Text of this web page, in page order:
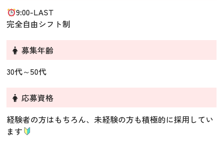
9:00-LAST
完全自由シフト制
募集年齢
30代～50代
応募資格
経験者の方はもちろん、未経験の方も積極的に採用してい
ます